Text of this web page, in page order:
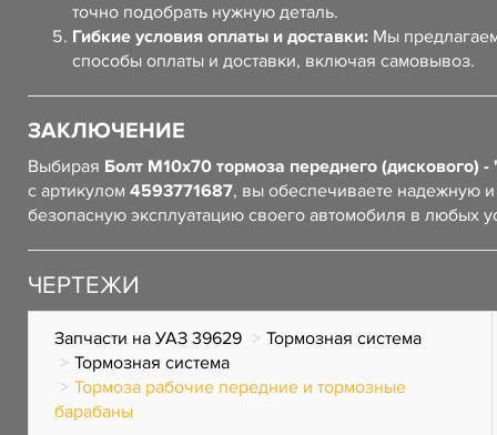
точно подобрать нужную деталь.
Гибкие условия оплаты и доставки: Мы
способы оплаты и доставки, включая самовывоз.
ЗАКЛЮЧЕНИЕ
Выбирая Болт М10х70 тормоза переднего (дискового) -
с артикулом 4593771687, вы обеспечиваете надежную и
безопасную эксплуатацию своего автомобиля в любых
ЧЕРТЕЖИ
Запчасти на УАЗ 39629
Тормозная система
Тормозная система
Тормоза рабочие передние и тормозные
барабаны